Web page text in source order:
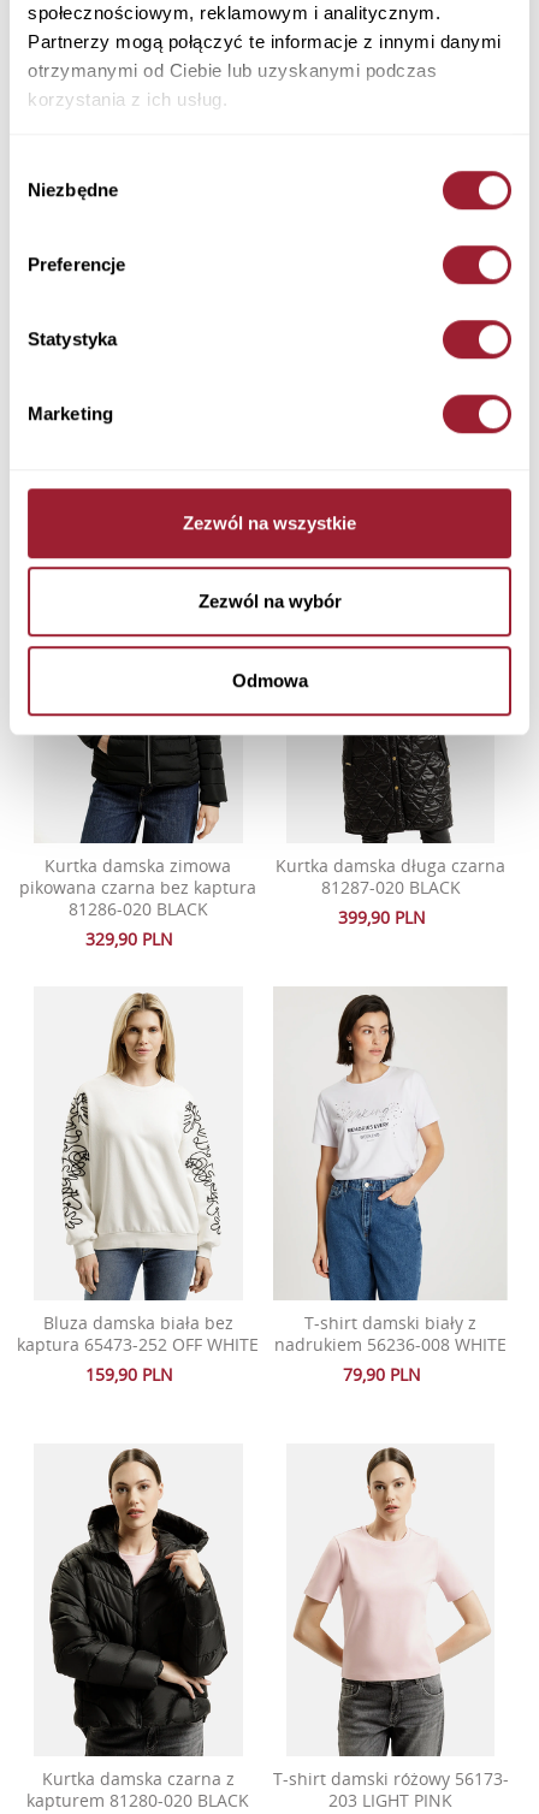
społecznościowym, reklamowym i analitycznym.
Partnerzy mogą połączyć te informacje z innymi danymi
otrzymanymi od Ciebie lub uzyskanymi podczas
korzystania z ich usług.
zgody
Niezbędne
Preferencje
Statystyka
Marketing
Zezwól na wszystkie
Zezwól na wybór
Odmowa
90036-020 BLACK
Kamizelka damska beżowa
90036-009 BEIGE
Kurtka damska zimowa
pikowana czarna bez kaptura
81286-020 BLACK
329,90 PLN
Kurtka damska długa czarna
81287-020 BLACK
399,90 PLN
Bluza damska biała bez
kaptura 65473-252 OFF WHITE
159,90 PLN
T-shirt damski biały z
nadrukiem 56236-008 WHITE
79,90 PLN
Kurtka damska czarna z
kapturem 81280-020 BLACK
T-shirt damski różowy 56173-
203 LIGHT PINK